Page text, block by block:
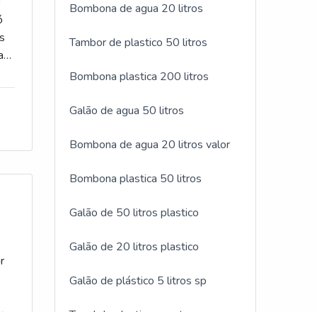
Bombona de agua 20 litros
Tambor de plastico 50 litros
Bombona plastica 200 litros
Galão de agua 50 litros
Bombona de agua 20 litros valor
Bombona plastica 50 litros
Galão de 50 litros plastico
Galão de 20 litros plastico
Galão de plástico 5 litros sp